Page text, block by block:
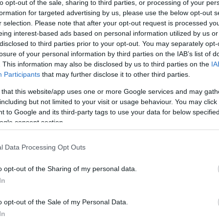
opt-out of the sale, sharing to third parties, or processing of your
for targeted advertising by us, please use the below opt-out
selection. Please note that after your opt-out request is processed
interest-based ads based on personal information utilized by us
to third parties prior to your opt-out. You may separately
of your personal information by third parties on the IAB’s list of
This information may also be disclosed by us to third parties on the
Participants that may further disclose it to other third parties.
that this website/app uses one or more Google services and may
but not limited to your visit or usage behaviour. You may
to Google and its third-party tags to use your data for below
consent section.
Data Processing Opt Outs
opt-out of the Sharing of my personal data.
opt-out of the Sale of my Personal Data.
- a kampányidőszak novemberi kezdete óta
a jobboldali Likud-Jiszráél Béténu (Izrael a
koalíciójának győzelme, amely messze a
legnagyobb pártja lesz. Mind a Háárec mind a
mandátumot jelzett számukra, ami tízzel kevesebb,
hellyel jelenleg a két párt együttesen
bejelentette, hogy az új parlament alakuló ülése
- miközben stabil koalíciós partnere marad a
különválik, önálló frakciót alakít. Ezzel Benjámin
pártjának így csak a megszerzett mandátumok
párt várhatóan a szociáldemokrata Munkapárt
mindkét napilap szerint. A Seli Jehimovics
parlamenti ciklusban ugyanis mindössze nyolc
kutatás szerint 10-15 mandátumot szerez
Hajehudi (Zsidó Haza) telepeseket támogató
párt, a keleti vallásosokat tömörítő Sász és
14:02
12:56
Nem is